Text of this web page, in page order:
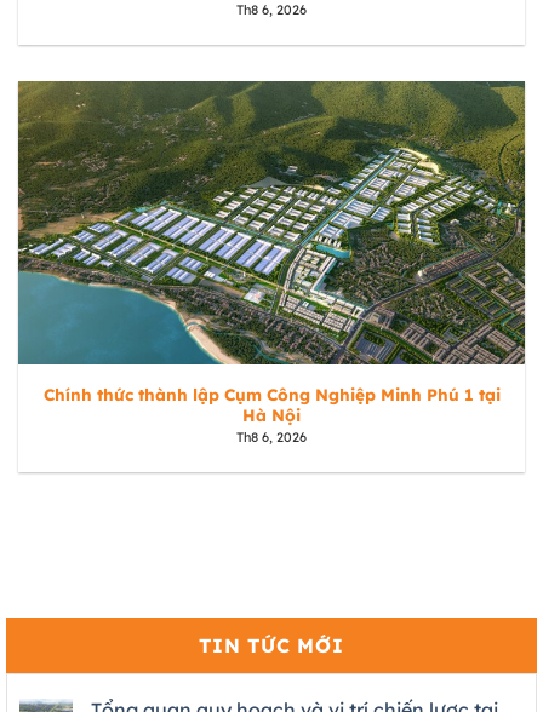
Th8 6, 2026
Chính thức thành lập Cụm Công Nghiệp Minh Phú 1 tại
Hà Nội
Th8 6, 2026
TIN TỨC MỚI